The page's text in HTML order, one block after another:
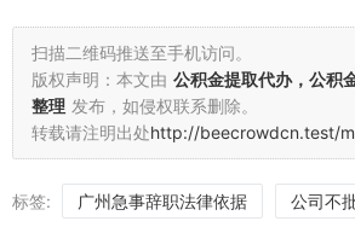
扫描二维码推送至手机访问。
版权声明：本文由 公积金提取代办，公积
整理 发布，如侵权联系删除。
转载请注明出处http://beecrowdcn.test/
标签: 广州急事辞职法律依据 公司不